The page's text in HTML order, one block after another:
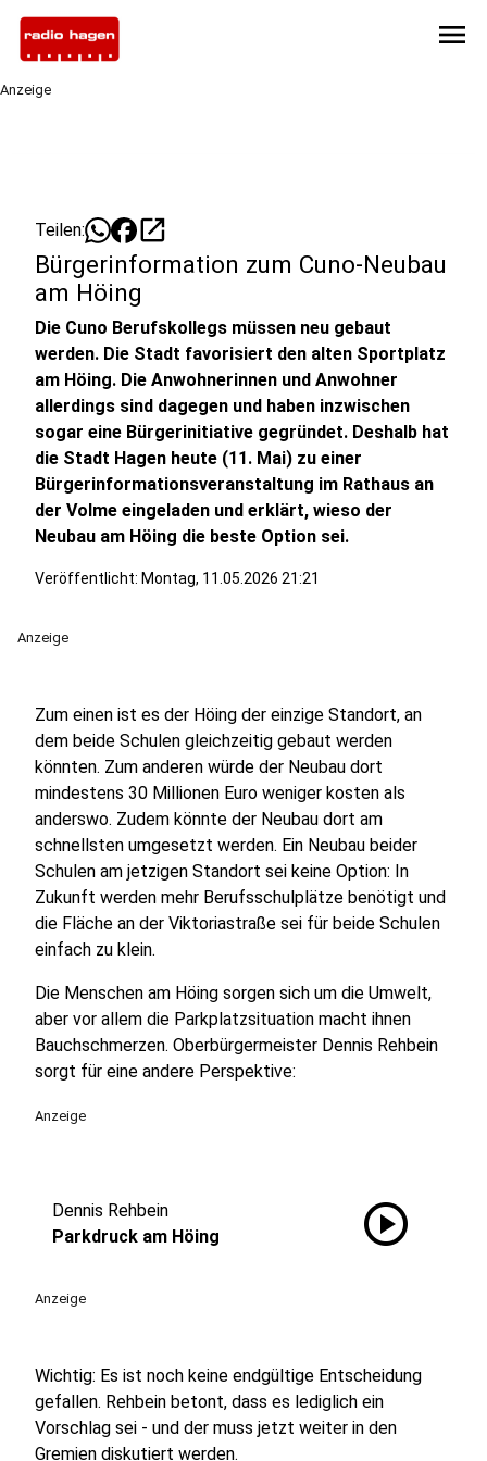
menu
Anzeige
Teilen: open_in_new
Bürgerinformation zum Cuno-Neubau
am Höing
Die Cuno Berufskollegs müssen neu gebaut
werden. Die Stadt favorisiert den alten Sportplatz
am Höing. Die Anwohnerinnen und Anwohner
allerdings sind dagegen und haben inzwischen
sogar eine Bürgerinitiative gegründet. Deshalb hat
die Stadt Hagen heute (11. Mai) zu einer
Bürgerinformationsveranstaltung im Rathaus an
der Volme eingeladen und erklärt, wieso der
Neubau am Höing die beste Option sei.
Veröffentlicht: Montag, 11.05.2026 21:21
Anzeige
Zum einen ist es der Höing der einzige Standort, an
dem beide Schulen gleichzeitig gebaut werden
könnten. Zum anderen würde der Neubau dort
mindestens 30 Millionen Euro weniger kosten als
anderswo. Zudem könnte der Neubau dort am
schnellsten umgesetzt werden. Ein Neubau beider
Schulen am jetzigen Standort sei keine Option: In
Zukunft werden mehr Berufsschulplätze benötigt und
die Fläche an der Viktoriastraße sei für beide Schulen
einfach zu klein.
Die Menschen am Höing sorgen sich um die Umwelt,
aber vor allem die Parkplatzsituation macht ihnen
Bauchschmerzen. Oberbürgermeister Dennis Rehbein
sorgt für eine andere Perspektive:
Anzeige
Dennis Rehbein
Parkdruck am Höing
play_circle
Anzeige
Wichtig: Es ist noch keine endgültige Entscheidung
gefallen. Rehbein betont, dass es lediglich ein
Vorschlag sei - und der muss jetzt weiter in den
Gremien diskutiert werden.